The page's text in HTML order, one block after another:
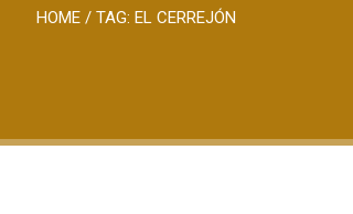
HOME/ TAG: EL CERREJÓN